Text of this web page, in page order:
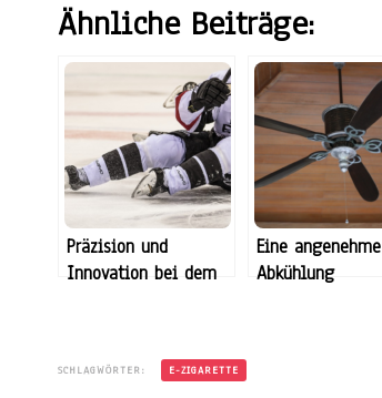
Ähnliche Beiträge:
Präzision und
Innovation bei dem
Eine angenehme
Abkühlung
SCHLAGWÖRTER: E-ZIGARETTE